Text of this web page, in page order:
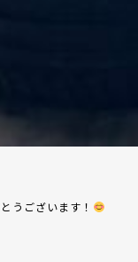
うございます！